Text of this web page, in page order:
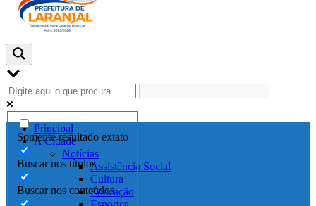
Somente resultado extato
Buscar nos títulos
Buscar nos conteúdos
Principal
A Cidade
Notícias
Assistência Social
Cultura
Educação